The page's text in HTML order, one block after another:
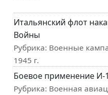
Итальянский флот
Войны
Рубрика: Военные
1945 г.
Боевое применение И-
Рубрика: Военная